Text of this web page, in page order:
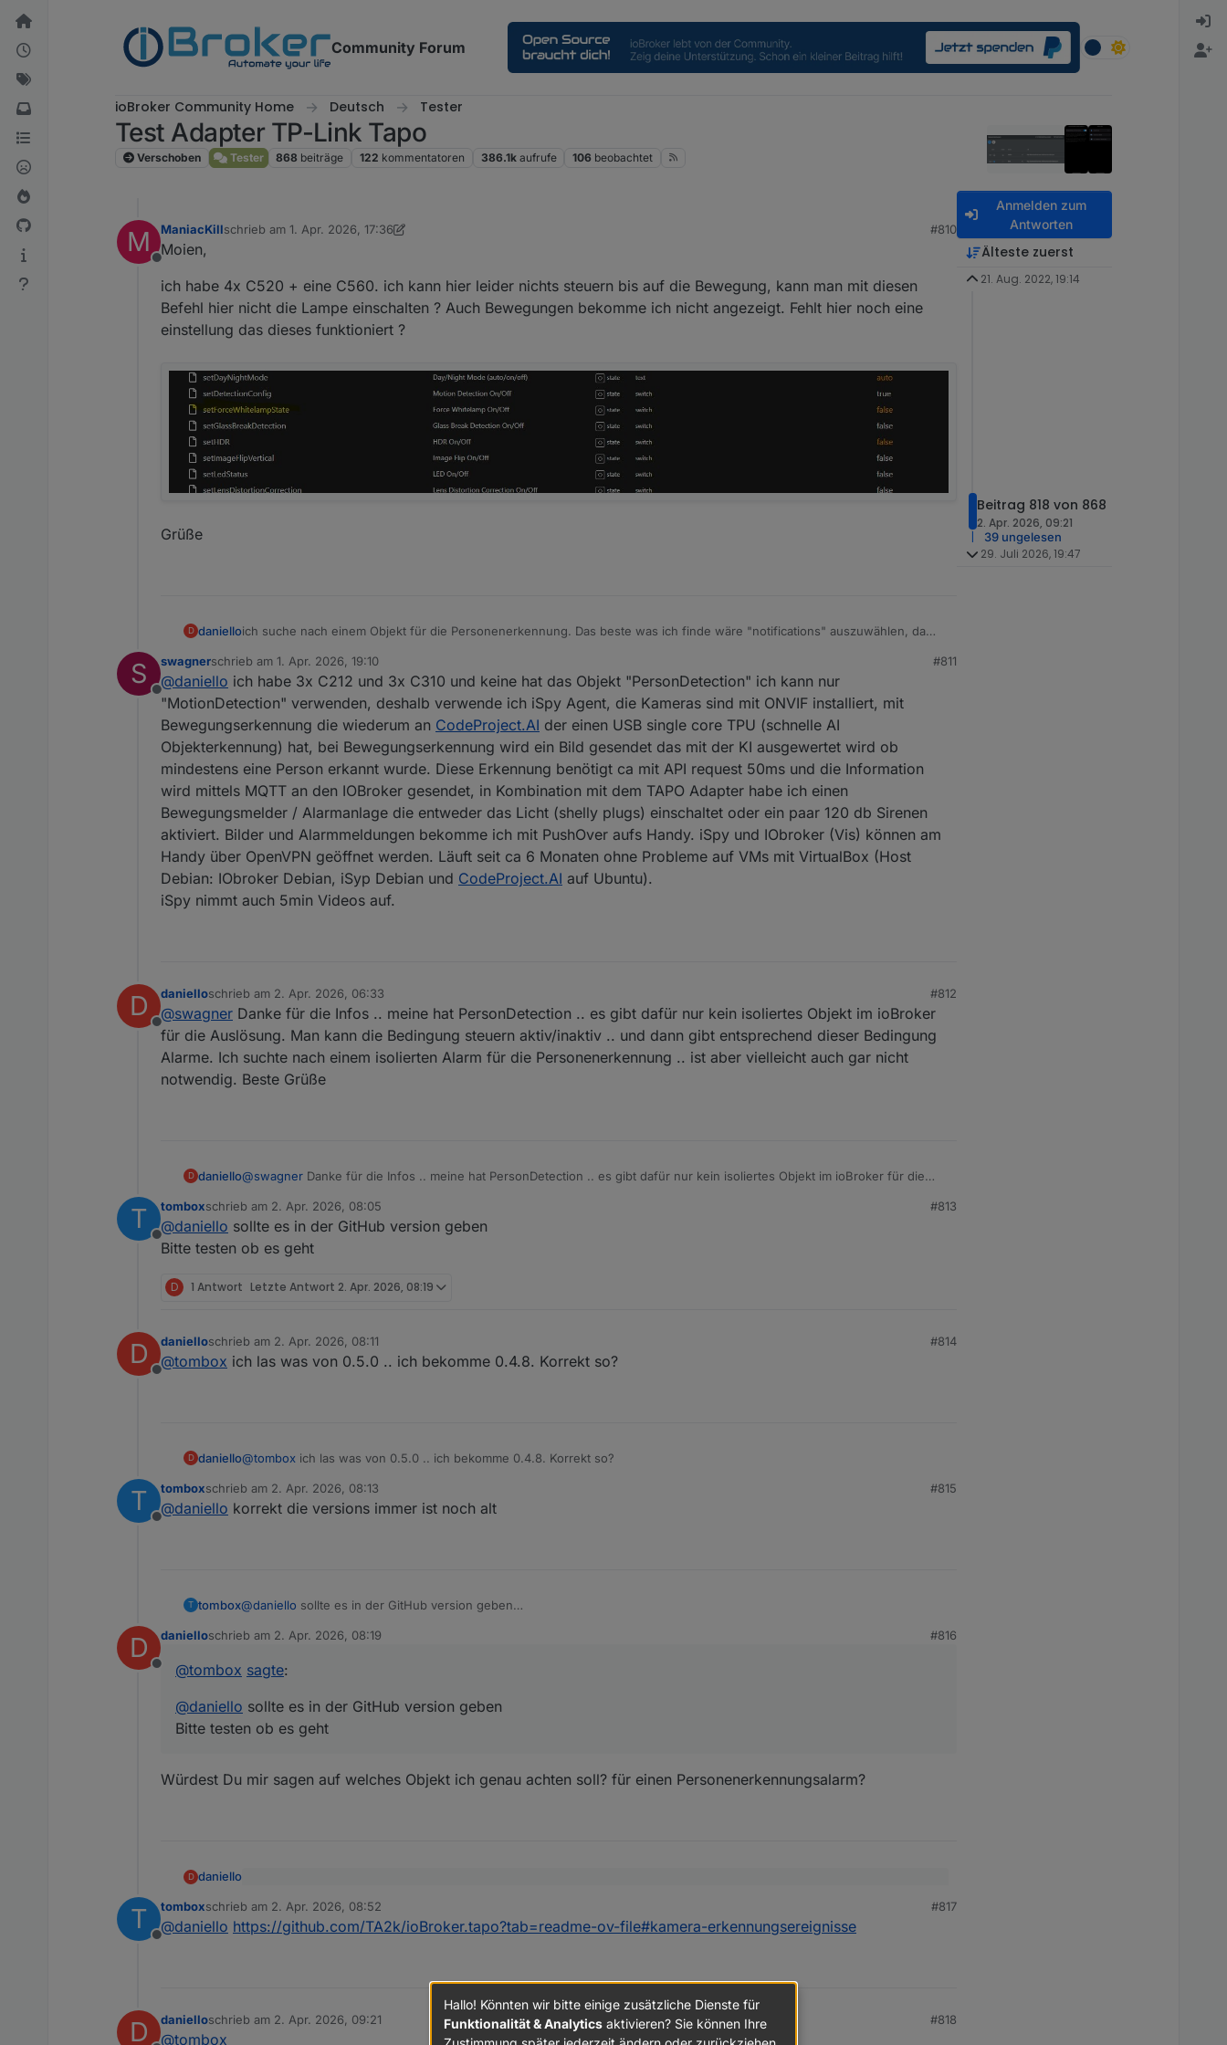
Weiter zum Inhalt
Community Forum
ioBroker Community Home Deutsch Tester
Test Adapter TP-Link Tapo
Verschoben Tester 868 beiträge 122 kommentatoren 386.1k aufrufe 106 beobachtet
M
Offline
ManiacKillschrieb am 1. Apr. 2026, 17:36
zuletzt editiert von ManiacKill4. Jan. 2026, 19:38
#810
Moien,
ich habe 4x C520 + eine C560. ich kann hier leider nichts steuern bis auf die Bewegung, kann man mit diesen
Befehl hier nicht die Lampe einschalten ? Auch Bewegungen bekomme ich nicht angezeigt. Fehlt hier noch eine
einstellung das dieses funktioniert ?
Grüße
D danielloich suche nach einem Objekt für die Personenerkennung. Das beste was ich finde wäre "notifications" auszuwählen, da
S
Offline
swagnerschrieb am 1. Apr. 2026, 19:10
zuletzt editiert von
#811
@daniello ich habe 3x C212 und 3x C310 und keine hat das Objekt "PersonDetection" ich kann nur
"MotionDetection" verwenden, deshalb verwende ich iSpy Agent, die Kameras sind mit ONVIF installiert, mit
Bewegungserkennung die wiederum an CodeProject.AI der einen USB single core TPU (schnelle AI
Objekterkennung) hat, bei Bewegungserkennung wird ein Bild gesendet das mit der KI ausgewertet wird ob
mindestens eine Person erkannt wurde. Diese Erkennung benötigt ca mit API request 50ms und die Information
wird mittels MQTT an den IOBroker gesendet, in Kombination mit dem TAPO Adapter habe ich einen
Bewegungsmelder / Alarmanlage die entweder das Licht (shelly plugs) einschaltet oder ein paar 120 db Sirenen
aktiviert. Bilder und Alarmmeldungen bekomme ich mit PushOver aufs Handy. iSpy und IObroker (Vis) können am
Handy über OpenVPN geöffnet werden. Läuft seit ca 6 Monaten ohne Probleme auf VMs mit VirtualBox (Host
Debian: IObroker Debian, iSyp Debian und CodeProject.AI auf Ubuntu).
iSpy nimmt auch 5min Videos auf.
D
Offline
danielloschrieb am 2. Apr. 2026, 06:33
zuletzt editiert von
#812
@swagner Danke für die Infos .. meine hat PersonDetection .. es gibt dafür nur kein isoliertes Objekt im ioBroker
für die Auslösung. Man kann die Bedingung steuern aktiv/inaktiv .. und dann gibt entsprechend dieser Bedingung
Alarme. Ich suchte nach einem isolierten Alarm für die Personenerkennung .. ist aber vielleicht auch gar nicht
notwendig. Beste Grüße
D daniello@swagner Danke für die Infos .. meine hat PersonDetection .. es gibt dafür nur kein isoliertes Objekt im ioBroker für die
suchte nach einem isolierten Alarm für die Personenerkennung .. ist aber vielleicht auch gar nicht notwendig. Beste Grüße
T
Offline
tomboxschrieb am 2. Apr. 2026, 08:05
zuletzt editiert von
#813
@daniello sollte es in der GitHub version geben
Bitte testen ob es geht
D 1 Antwort Letzte Antwort 2. Apr. 2026, 08:19
D
Offline
danielloschrieb am 2. Apr. 2026, 08:11
zuletzt editiert von
#814
@tombox ich las was von 0.5.0 .. ich bekomme 0.4.8. Korrekt so?
D daniello@tombox ich las was von 0.5.0 .. ich bekomme 0.4.8. Korrekt so?
T
Offline
tomboxschrieb am 2. Apr. 2026, 08:13
zuletzt editiert von
#815
@daniello korrekt die versions immer ist noch alt
T tombox@daniello sollte es in der GitHub version geben
D
Offline
danielloschrieb am 2. Apr. 2026, 08:19
zuletzt editiert von
#816
@tombox sagte:
@daniello sollte es in der GitHub version geben
Bitte testen ob es geht
Würdest Du mir sagen auf welches Objekt ich genau achten soll? für einen Personenerkennungsalarm?
D daniello
@daniellosollte es in der GitHub version geben
Bitte testen ob es geht
Würdest Du mir sagen auf welches Objekt ich genau achten soll? für einen Personenerkennungsalarm?
T
Offline
tomboxschrieb am 2. Apr. 2026, 08:52
zuletzt editiert von
#817
@daniello https://github.com/TA2k/ioBroker.tapo?tab=readme-ov-file#kamera-erkennungsereignisse
D danielloschrieb am 2. Apr. 2026, 09:21
zuletzt editiert von
#818
@tombox
Anmelden zum
Antworten
Älteste zuerst
21. Aug. 2022, 19:14
Beitrag 818 von 868
2. Apr. 2026, 09:21
39 ungelesen
29. Juli 2026, 19:47
Hallo! Könnten wir bitte einige zusätzliche Dienste für
Funktionalität & Analytics aktivieren? Sie können Ihre